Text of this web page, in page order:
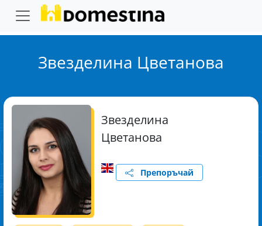
Звезделина Цветанова
Звезделина
Цветанова
Препоръчай